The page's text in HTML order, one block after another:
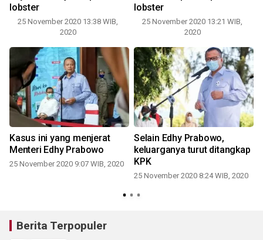
lobster
25 November 2020 13:38 WIB,
2020
lobster
25 November 2020 13:21 WIB,
2020
Kasus ini yang menjerat
Menteri Edhy Prabowo
25 November 2020 9:07 WIB, 2020
Selain Edhy Prabowo,
keluarganya turut ditangkap
KPK
25 November 2020 8:24 WIB, 2020
Berita Terpopuler